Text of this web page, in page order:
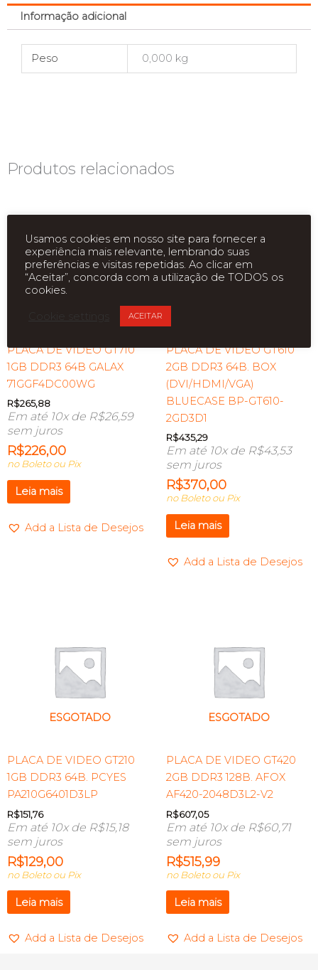
Informação adicional
Peso 0,000 kg
Produtos relacionados
PLACA DE VIDEO GT710
1GB DDR3 64B GALAX
71GGF4DC00WG
R$265,88
Em até 10x de R$26,59
sem juros
R$226,00
no Boleto ou Pix
Leia mais
Add a Lista de Desejos
PLACA DE VIDEO GT610
2GB DDR3 64B. BOX
(DVI/HDMI/VGA)
BLUECASE BP-GT610-
2GD3D1
R$435,29
Em até 10x de R$43,53
sem juros
R$370,00
no Boleto ou Pix
Leia mais
Add a Lista de Desejos
ESGOTADO
PLACA DE VIDEO GT210
1GB DDR3 64B. PCYES
PA210G6401D3LP
R$151,76
Em até 10x de R$15,18
sem juros
R$129,00
no Boleto ou Pix
Leia mais
Add a Lista de Desejos
ESGOTADO
PLACA DE VIDEO GT420
2GB DDR3 128B. AFOX
AF420-2048D3L2-V2
R$607,05
Em até 10x de R$60,71
sem juros
R$515,99
no Boleto ou Pix
Leia mais
Add a Lista de Desejos
Usamos cookies em nosso site para fornecer a
experiência mais relevante, lembrando suas
preferências e visitas repetidas. Ao clicar em
“Aceitar”, concorda com a utilização de TODOS os
cookies.
ACEITAR